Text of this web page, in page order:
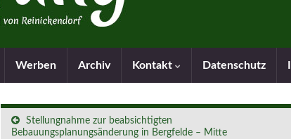
Werben Archiv Kontakt Datenschutz
Stellungnahme zur beabsichtigten
Bebauungsplanungsänderung in Bergfelde – Mitte